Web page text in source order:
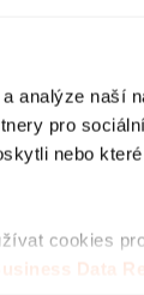
analýze naší
pro
nebo
cookies
Data
FastInstall je
systém
rychlé a snadné
často i jednou
osobou. Panely a